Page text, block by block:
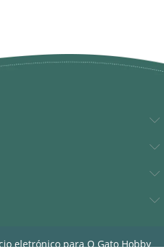
eletrónico para O Gato Hobby